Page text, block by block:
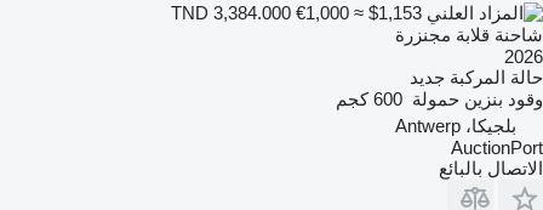
€1,000 ≈ $1,153
شاحنة قلابة مجنزرة
2026
حالة المركبة جديد
وقود بنزين حمولة 600 كجم
بلجيكا، Antwerp
AuctionPort
الاتصال بالبائع